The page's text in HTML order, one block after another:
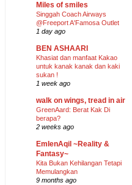
Miles of smiles
Singgah Coach Airways
@Freeport A'Famosa Outlet
1 day ago
BEN ASHAARI
Khasiat dan manfaat Kakao
untuk kanak kanak dan kaki
sukan !
1 week ago
walk on wings, tread in air
GreenAard: Berat Kak Di
berapa?
2 weeks ago
EmIenAqil ~Reality &
Fantasy~
Kita Bukan Kehilangan Tetapi
Memulangkan
9 months ago